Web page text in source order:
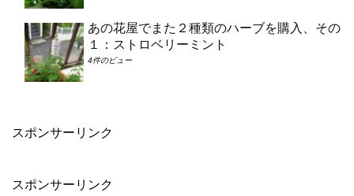
あの花屋でまた２種類のハーブを購入、その
１：ストロベリーミント
4件のビュー
スポンサーリンク
スポンサーリンク